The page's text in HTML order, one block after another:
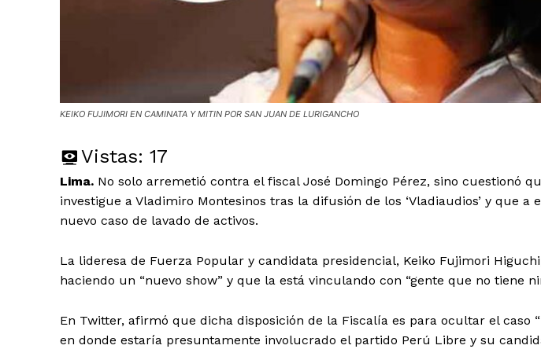
KEIKO FUJIMORI EN CAMINATA Y MITIN POR SAN JUAN DE LURIGANCHO
Vistas: 17
Lima. No solo arremetió contra el fiscal José Domingo Pérez, sino cuestionó
investigue a Vladimiro Montesinos tras la difusión de los ‘Vladiaudios’ y que a
nuevo caso de lavado de activos.
La lideresa de Fuerza Popular y candidata presidencial, Keiko Fujimori
haciendo un “nuevo show” y que la está vinculando con “gente que no tiene
En Twitter, afirmó que dicha disposición de la Fiscalía es para ocultar el caso
en donde estaría presuntamente involucrado el partido Perú Libre y su